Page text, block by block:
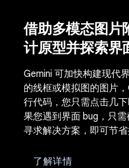
借助多模态图片
计原型并探索界
Gemini 可加快构建现代
的线框或模拟图的图片
行代码，您只需点击几
果您遇到界面 bug，只
寻求解决方案，即可节省
了解详情